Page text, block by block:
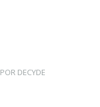
POR DECYDE